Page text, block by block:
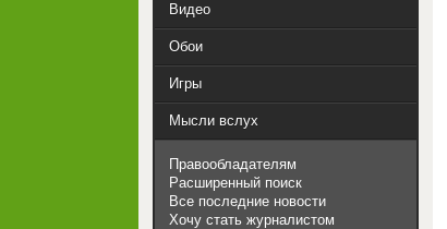
Видео
Обои
Игры
Мысли вслух
Правообладателям
Расширенный поиск
Все последние новости
Хочу стать журналистом